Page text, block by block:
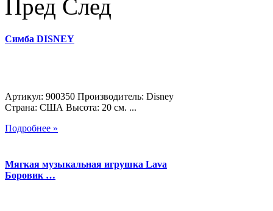
Пред След
Симба DISNEY
Артикул: 900350 Производитель: Disney
Страна: США Высота: 20 см. ...
Подробнее »
Мягкая музыкальная игрушка Lava
Боровик …